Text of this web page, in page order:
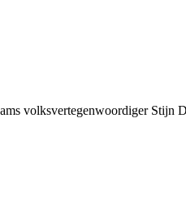
volksvertegenwoordiger Stijn